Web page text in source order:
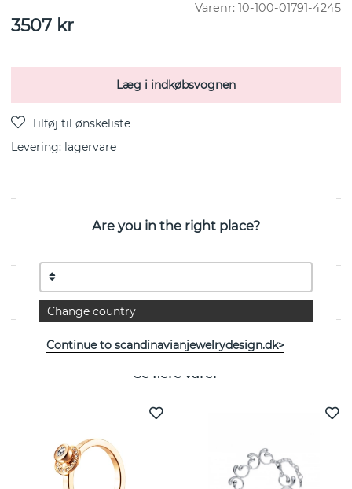
Varenr: 10-100-01791-4245
3507 kr
Læg i indkøbsvognen
Levering: lagervare
Blades Collier er en halskæde i sterlingsølv fra svenske
EGENSKABER
Se flere varer
Are you in the right place?
Change country
Continue to scandinavianjewelrydesign.dk>